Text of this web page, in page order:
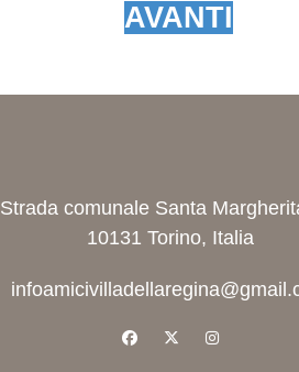
AVANTI
Strada comunale Santa
10131 Torino, Italia
facebookx-twitterinstagram